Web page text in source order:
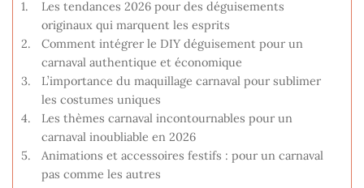
Les tendances 2026 pour des déguisements
originaux qui marquent les esprits
Comment intégrer le DIY déguisement pour un
carnaval authentique et économique
L’importance du maquillage carnaval pour sublimer
les costumes uniques
Les thèmes carnaval incontournables pour un
carnaval inoubliable en 2026
Animations et accessoires festifs : pour un carnaval
pas comme les autres